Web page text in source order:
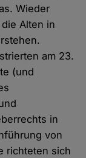
Wieder
Alten in
am 23.
(und
in
von
richteten sich